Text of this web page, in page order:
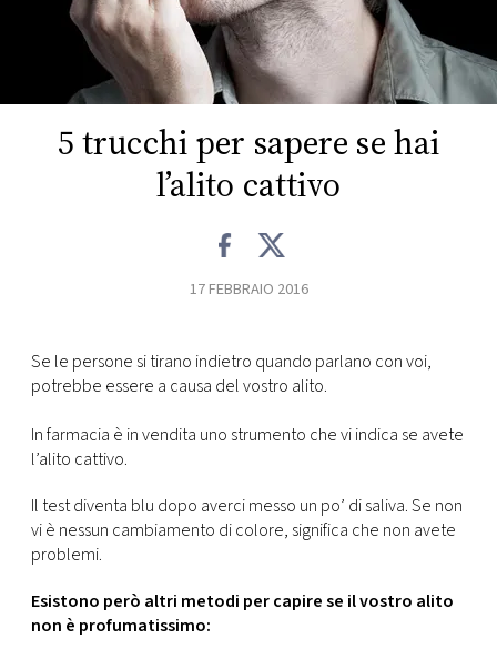
FOTO
CONCORSI
PRINCIPATO
DI
CONSIGLIA
5 trucchi per sapere se hai
l’alito cattivo
17 FEBBRAIO 2016
Se le persone si tirano indietro quando parlano con voi,
potrebbe essere a causa del vostro alito.
In farmacia è in vendita uno strumento che vi indica se avete
l’alito cattivo.
Il test diventa blu dopo averci messo un po’ di saliva. Se non
vi è nessun cambiamento di colore, significa che non avete
problemi.
Esistono però altri metodi per capire se il vostro alito
non è profumatissimo: